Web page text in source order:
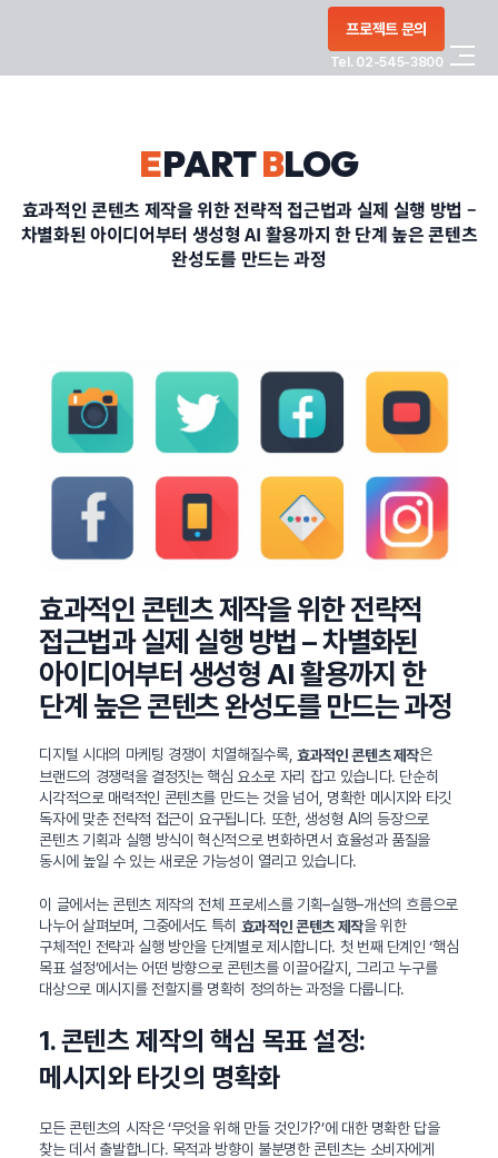
프로젝트 문의
Tel. 02-545-3800
PORTFOLIO
CONTACT
정부지원사업
EPARTBLOG
효과적인 콘텐츠 제작을 위한 전략적 접근법과 실제 실행 방법 –
차별화된 아이디어부터 생성형 AI 활용까지 한 단계 높은 콘텐츠
완성도를 만드는 과정
효과적인 콘텐츠 제작을 위한 전략적
접근법과 실제 실행 방법 – 차별화된
아이디어부터 생성형 AI 활용까지 한
단계 높은 콘텐츠 완성도를 만드는 과정
디지털 시대의 마케팅 경쟁이 치열해질수록, 효과적인 콘텐츠 제작은
브랜드의 경쟁력을 결정짓는 핵심 요소로 자리 잡고 있습니다. 단순히
시각적으로 매력적인 콘텐츠를 만드는 것을 넘어, 명확한 메시지와 타깃
독자에 맞춘 전략적 접근이 요구됩니다. 또한, 생성형 AI의 등장으로
콘텐츠 기획과 실행 방식이 혁신적으로 변화하면서 효율성과 품질을
동시에 높일 수 있는 새로운 가능성이 열리고 있습니다.
이 글에서는 콘텐츠 제작의 전체 프로세스를 기획–실행–개선의 흐름으로
나누어 살펴보며, 그중에서도 특히 효과적인 콘텐츠 제작을 위한
구체적인 전략과 실행 방안을 단계별로 제시합니다. 첫 번째 단계인 ‘핵심
목표 설정’에서는 어떤 방향으로 콘텐츠를 이끌어갈지, 그리고 누구를
대상으로 메시지를 전할지를 명확히 정의하는 과정을 다룹니다.
1. 콘텐츠 제작의 핵심 목표 설정:
메시지와 타깃의 명확화
모든 콘텐츠의 시작은 ‘무엇을 위해 만들 것인가?’에 대한 명확한 답을
찾는 데서 출발합니다. 목적과 방향이 불분명한 콘텐츠는 소비자에게